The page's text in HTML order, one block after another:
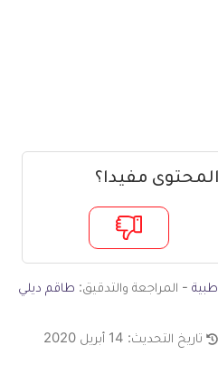
مفيدا؟
- المراجعة والتدقيق: طاقم ديلي
تاريخ التحديث: 14 أبريل 2020